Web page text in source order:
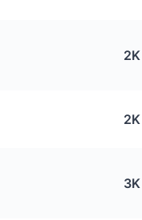
2K
2K
3K